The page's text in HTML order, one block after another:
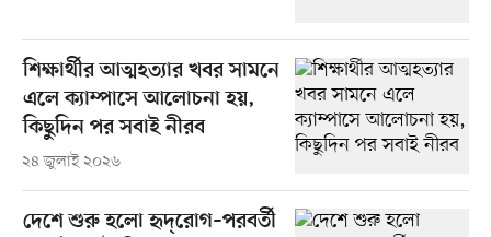
শিক্ষার্থীর আত্মহত্যার খবর সামনে
এলে ক্যাম্পাসে আলোচনা হয়,
কিছুদিন পর সবাই নীরব
২৪ জুলাই ২০২৬
দেশে শুরু হলো হৃদ্‌রোগ–পরবর্তী